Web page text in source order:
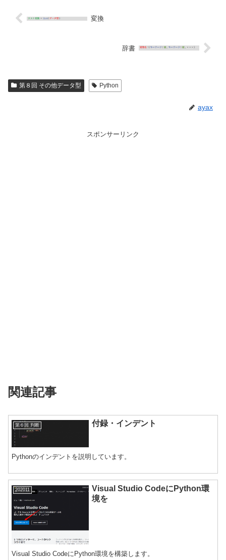
変換
辞書
第８回 その他データ型 Python
ayax
スポンサーリンク
関連記事
第６回 判断 付録・インデント
Pythonのインデントを説明しています。
202011
Visual Studio CodeにPython環
境を
Visual Studio CodeにPython環境を構築します。